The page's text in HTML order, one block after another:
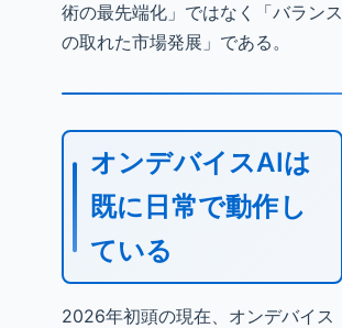
術の最先端化」ではなく「バランス
の取れた市場発展」である。
オンデバイスAIは
既に日常で動作し
ている
2026年初頭の現在、オンデバイス